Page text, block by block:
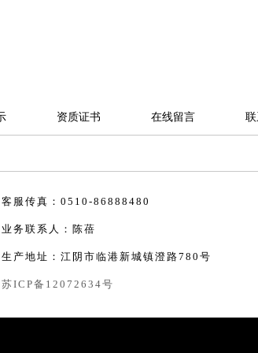
资质证书 在线留言
客服传真：0510-86888480
业务联系人：陈蓓
生产地址：江阴市临港新城镇澄路780号
苏ICP备12072634号